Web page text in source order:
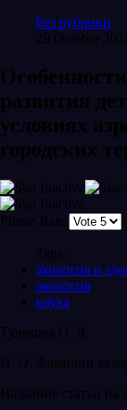
Без рубрики
29 October 2011
развития
условиях
городских
Please Rate
Tags:
экология и
экология
наука
Тулякова О. В.
И. О. Фамилии
Название статьи на